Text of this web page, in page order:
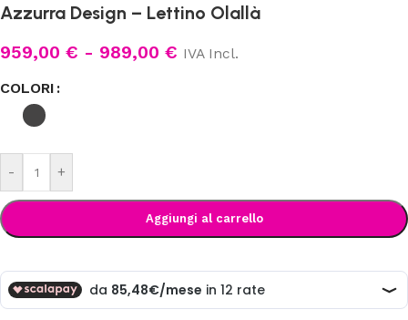
Azzurra Design – Lettino Olallà
959,00 € - 989,00 € IVA Incl.
COLORI
- +
Aggiungi al carrello